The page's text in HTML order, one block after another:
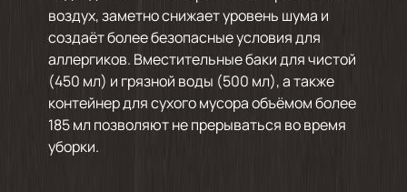
воздух, заметно снижает уровень шума и
создаёт более безопасные условия для
аллергиков. Вместительные баки для чистой
(450 мл) и грязной воды (500 мл), а также
контейнер для сухого мусора объёмом более
185 мл позволяют не прерываться во время
уборки.